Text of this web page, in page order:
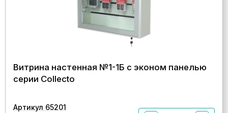
Витрина настенная №1-1Б с эконом панелью
серии Collecto
Артикул 65201